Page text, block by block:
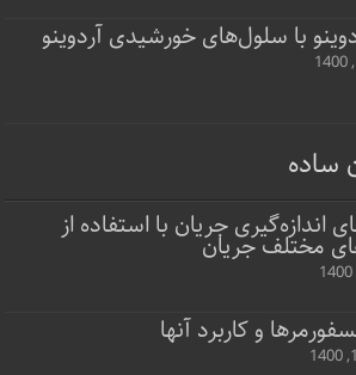
با سلول‌های خورشیدی آردوینو
ساده
اندازه‌گیری جریان با استفاده از
مختلف جریان
و کاربرد آنها